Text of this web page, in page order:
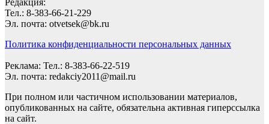
Тел.: 8-383-66-21-229
Эл. почта: otvetsek@bk.ru
Политика конфиденциальности персональных данных
Реклама: Тел.: 8-383-66-22-519
Эл. почта: redakciy2011@mail.ru
При полном или частичном использовании материалов,
опубликованных на сайте, обязательна активная гиперссылка
на сайт.